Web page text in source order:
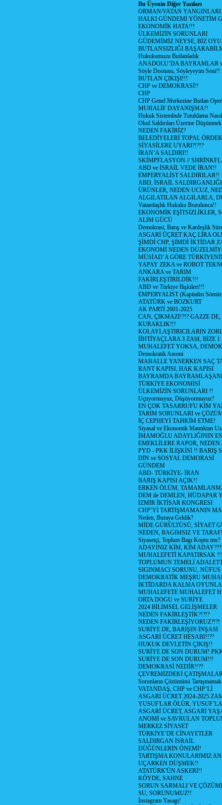
Bu Üyenin Diğer Yazıları
ORMAN/VATAN
HALKI GÜNDEMİ YÖNETİM
EKONOMİK HATA!!!
ÜLKEMİZİN SORUNLARI
GÜDEMİMİZ NEYSE, BİZ
BUTLANSIZLIĞI
Hukukumuzu Butlanladık
ANADOLU’DA BAYRAMLAR
Söyle Dostunu, Söyleyeyim Seni!!
BUTLAN ÇIKIŞI!!!
CHP ve DEMOKRASİ!!
CHP
CHP Genel Merkezine Butlan
MUHALİF DAYANIŞMA!!
Hukuk Sistemlnde Tutuklama
Okul Saldırıları Üzerine
NEDEN FAKİRİZ?
BELEDİYELERİ TOPAL
SİYASİLERE UYARI?!?!?
İRAN’A SALDIRI!!
SKİMPFLASYON //
ABD ve İSRAİL VEDE İRAN!!
EMPERYALİST SALDIRILAR!!
ABD, İSRAİL SALDIRGANLIĞI
ÜRÜNLER, NEDEN UCUZ,
ALGILATILAN ALGILARLA,
Vatandaşlık Hukuku Bozulunca!!
EKONOMİK EŞİTSİZLİKLER,
ALIM GÜCÜ
Demokrasi, Barış ve Kardeşlik
ASGARİ ÜÇRET KAÇ LİRA
ŞİMDİ CHP, ŞİMDİ İKTİDAR
EKONOMİ NEDEN
MÜSİAD’A GÖRE
YAPAY ZEKA ve ROBOT
ANKARA ve TARIM
FAKİRLEŞTİRİLDİK!!!
ABD ve Türkiye İlişkileri!!!
EMPERYALİST (Kapitalist
ATATÜRK ve BOZKURT
AK PARTİ 2001-2025
CAN, ÇIKMAZI!?!? GAZZE
KURAKLIK!!!
KOLAYLAŞTIRICILARIN
İİHTİYAÇLARA 3 ZAM, BİZE
MUHALEFET YOKSA,
Demokratik Anomi
MAHALLE YANERKEN SAÇ
RANT KAPISI, HAK KAPISI
BAYRAMDA
TÜRKİYE EKONOMİSİ
ÜLKEMİZİN SORUNLARI !!
Uçuyormuyuz, Düşüyormuyuz?
EN ÇOK TASARRUFU KİM
TARIM SORUNLARI ve
İÇ CEPHEYİ TAHKİM ETME!
Siyasal ve Ekonomik Mantıktan
İMAMOĞLU ADAYLIĞININ
EMEKLİLERE RAPOR,
PYD - PKK İLİŞKİSİ !! BARIŞ
DİN ve SOSYAL DEMORASİ
GÜNDEM
ABD- TÜRKİYE- İRAN
BARIŞ KAPISI AÇIK!!
ERKEN ÖLÜM,
DEM ile DEMLEN, HÜDAPAR
İZMİR İKTİSAR KONGRESİ
CHP’Yİ TARTIŞMAMANIN
Neden, Buraya Geldik?
MİDE GÜRÜLTÜSÜ, SİYAET
NEDEN, BAGIMSIZ VE
Siyasetçi, Toplum Bagı Koptu mu?
ADAYINIZ KİM, KİM ADAY???
MUHALEFETİ KAPATIRSAK
TOPLUMUN TEMELİ
SIGINMACI SORUNU,
DEMOKRATİK MEŞRU
İKTİDARDA KALMA
MUHALEFETE MUHALEFET
ORTA DOGU ve SURİYE
2024 BİLİMSEL GELİŞMELER
NEDEN FAKİRLEŞTİK?!?!?
NEDEN FAKİRLEŞİYORUZ?!?!
SURİYE DE, BARIŞIN İNŞASI
ASGARİ ÜCRET HESABI!!??
HUKUK DEVLETİN ÇIKIŞ!!
SURİYE DE SON DURUM!
SURİYE DE SON DURUM!!!
DEMOKRASİ NEDİR!!??
ÇEVREMİZDEKİ
Sorunların Çözümünü
VATANDAŞ, CHP ve CHP’Lİ
ASGARİ ÜCRET 2024-2025
YUSUF'LAR ÖLÜR,
ASGARİ ÜCRET, ASGARİ
ANOMİ ve SAVRULAN
MERKEZ SİYASET
TÜRKİYE’DE CİNAYETLER
SALDIRGAN İSRAİL
DÜĞÜNLERİN ÖNEMİ!
TARTIŞMA KONULARIMIZ
UÇARKEN DÜŞMEK!!
ATATÜRK'ÜN ASKERİ!!
KÖYDE, SAHNE
SORUN SARMALI VE
SU, SORUNUMUZ!!
İnstagram Yasagı!